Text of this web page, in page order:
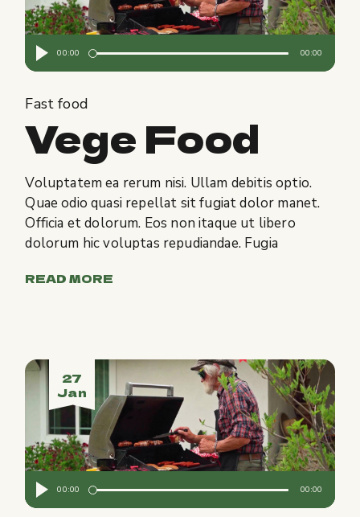
Audio
Player
00:00 00:00
Fast food
Vege Food
Voluptatem ea rerum nisi. Ullam debitis optio.
Quae odio quasi repellat sit fugiat dolor manet.
Officia et dolorum. Eos non itaque ut libero
dolorum hic voluptas repudiandae. Fugia
READ MORE
27
Jan
Audio
Player
00:00 00:00